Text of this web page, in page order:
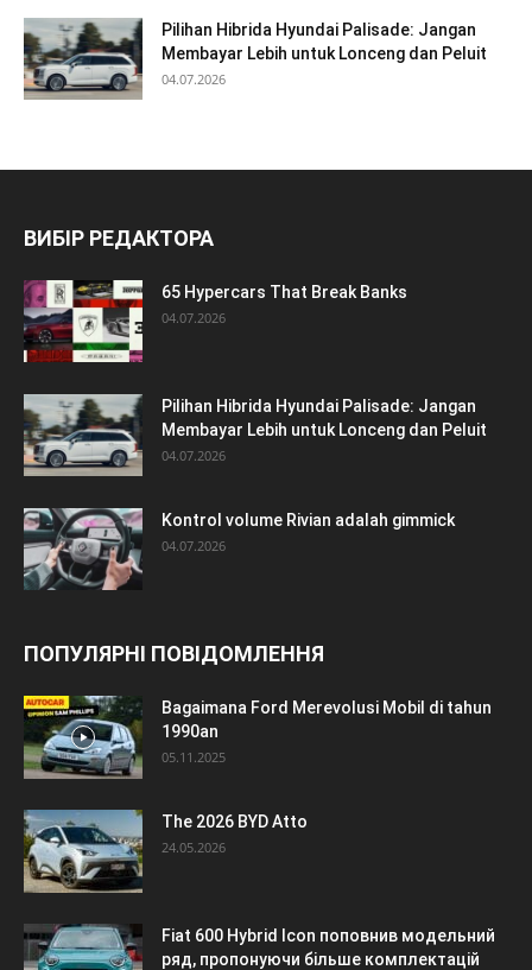
Pilihan Hibrida Hyundai Palisade: Jangan
Membayar Lebih untuk Lonceng dan Peluit
04.07.2026
ВИБІР РЕДАКТОРА
65 Hypercars That Break Banks
04.07.2026
Pilihan Hibrida Hyundai Palisade: Jangan
Membayar Lebih untuk Lonceng dan Peluit
04.07.2026
Kontrol volume Rivian adalah gimmick
04.07.2026
ПОПУЛЯРНІ ПОВІДОМЛЕННЯ
Bagaimana Ford Merevolusi Mobil di tahun
1990an
05.11.2025
The 2026 BYD Atto
24.05.2026
Fiat 600 Hybrid Icon поповнив модельний
ряд, пропонуючи більше комплектацій